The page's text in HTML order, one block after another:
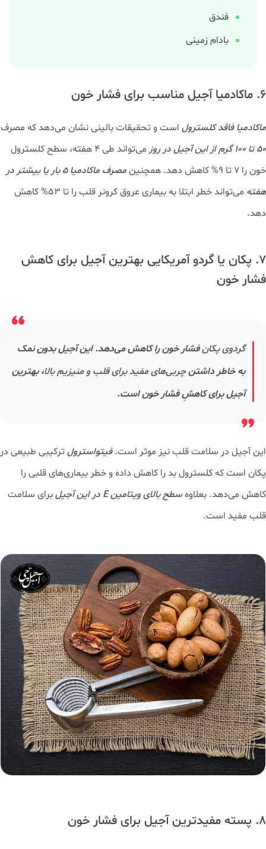
فندق
بادام زمینی
6. ماکادمیا آجیل مناسب برای فشار خون
ماکادمیا فاقد کلسترول است و تحقیقات بالینی نشان می‌دهد که مصرف
50 تا 100 گرم از این آجیل در روز
می‌تواند طی 4 هفته، سطح کلسترول
خون را 7 تا 9% کاهش دهد. همچنین
مصرف ماکادمیا 5 بار یا بیشتر در
هفته
می‌تواند خطر ابتلا به بیماری عروق کرونر قلب را تا 53% کاهش
دهد.
7. پکان یا گردو آمریکایی بهترین آجیل برای کاهش
فشار خون
گردوی پکانفشار خون را کاهش می‌دهد. این آجیل بدون نمک
به خاطر داشتنچربی‌های مفید برای قلب و منیزیم بالا، بهترین
آجیل برای کاهشِ فشار خون است.
این آجیل در سلامت قلب نیز موثر است.فیتواسترول ترکیبی طبیعی در
پکان است که کلسترول بد را کاهش داده و خطر بیماری‌های قلبی را
کاهش می‌دهد. بعلاوهسطح بالای ویتامین E در این آجیل
برای سلامت
قلب مفید است.
8. پسته مفیدترین آجیل برای فشار خون